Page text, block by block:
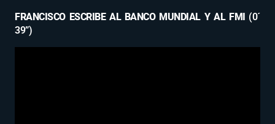
FRANCISCO ESCRIBE AL BANCO MUNDIAL Y AL FMI (0´
39”)